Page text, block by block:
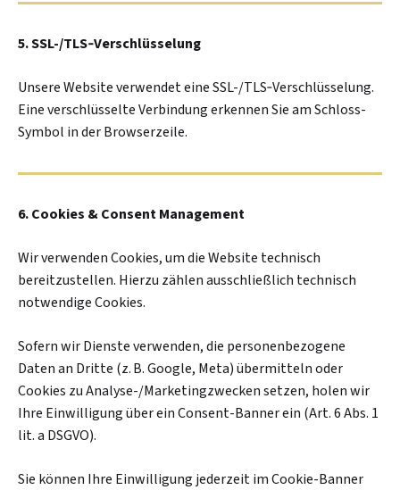
5. SSL-/TLS‑Verschlüsselung
Unsere Website verwendet eine SSL-/TLS‑Verschlüsselung.
Eine verschlüsselte Verbindung erkennen Sie am Schloss-
Symbol in der Browserzeile.
6. Cookies & Consent Management
Wir verwenden Cookies, um die Website technisch
bereitzustellen. Hierzu zählen ausschließlich technisch
notwendige Cookies.
Sofern wir Dienste verwenden, die personenbezogene
Daten an Dritte (z. B. Google, Meta) übermitteln oder
Cookies zu Analyse-/Marketingzwecken setzen, holen wir
Ihre Einwilligung über ein Consent-Banner ein (Art. 6 Abs. 1
lit. a DSGVO).
Sie können Ihre Einwilligung jederzeit im Cookie-Banner